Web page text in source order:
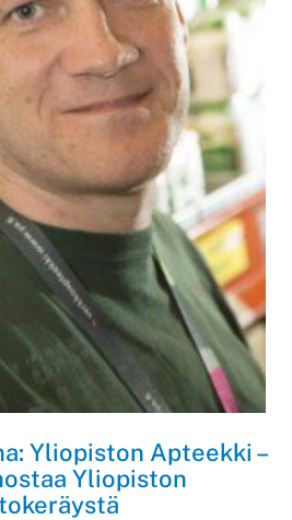
Yliopiston Apteekki –
Yliopiston